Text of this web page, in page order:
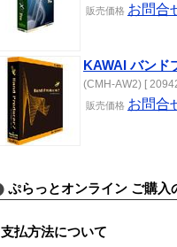
販売価格 お問合
KAWAI バンド
(CMH-AW2) [
販売価格 お問合
ぷらっとオンライン ご購入
支払方法について